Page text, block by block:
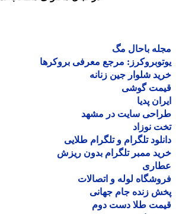
باحال مگ
مرجع معرفی بروکرها
شلوار جین زنانه
گوشی
پدیا
سایت در مشهد
نوزاد
تلگرام و تلگرام طلایی
ممبر تلگرام بدون ریزش
لوله و اتصالات
زنده جام جهانی
طلا دست دوم